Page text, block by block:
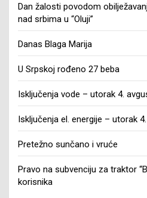
Dan žalosti povodom
nad srbima u “Oluji”
Danas Blaga Marija
U Srpskoj rođeno 27 beba
Isključenja vode – utorak 4.
Isključenja el. energije – utorak
Pretežno sunčano i vruće
Pravo na subvenciju za traktor
korisnika